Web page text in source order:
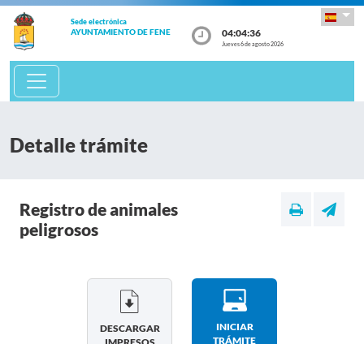
Sede electrónica
AYUNTAMIENTO DE FENE 04:04:36
Jueves 6 de agosto 2026
Detalle trámite
Registro de animales
peligrosos
DESCARGAR
IMPRESOS
INICIAR
TRÁMITE